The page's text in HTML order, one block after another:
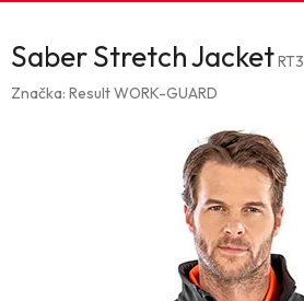
Saber Stretch Jacket
Značka: Result WORK-GUARD